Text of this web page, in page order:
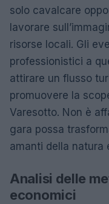
solo cavalcare
lavorare
risorse locali. Gli
professionistici a
attirare un flusso
promuovere la
Varesotto. Non è
gara possa
amanti della natura
Analisi delle
economici